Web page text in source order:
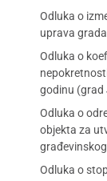
Odluka o
uprava
Odluka o
godinu (grad
Odluka o
objekta za
Odluka o